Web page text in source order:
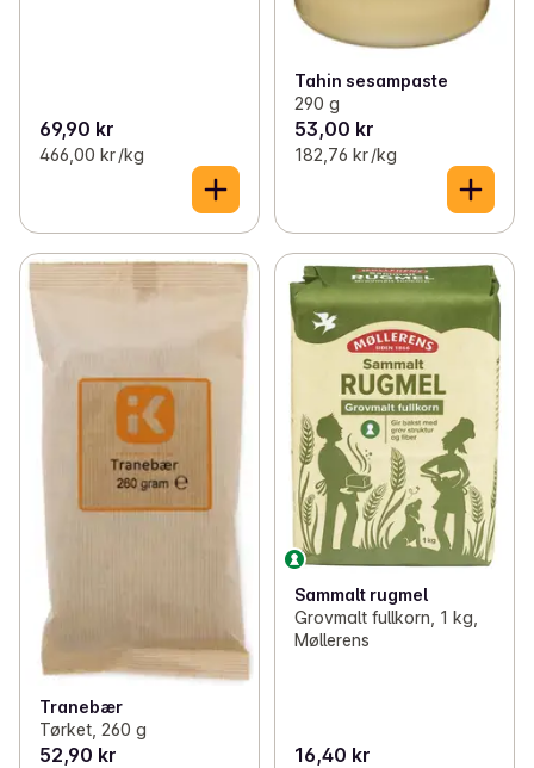
69,90 kr
466,00 kr /kg
Tahin sesampaste
290 g
53,00 kr
182,76 kr /kg
Tranebær
Tørket, 260 g
52,90 kr
Sammalt rugmel
Grovmalt fullkorn, 1 kg,
Møllerens
16,40 kr